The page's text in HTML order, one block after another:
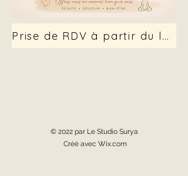
Prise de RDV à partir du lundi 14 sept.
© 2022 par Le Studio Surya
Créé avec Wix.com